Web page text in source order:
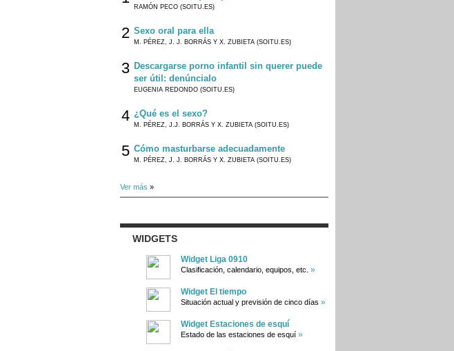
RAMÓN PECO (SOITU.ES)
2 Sexo oral para ella
M. PÉREZ, J. J. BORRÁS Y X. ZUBIETA (SOITU.ES)
3 Descargarse porno infantil sin querer puede
ser útil: denúncialo
EUGENIA REDONDO (SOITU.ES)
4 ¿Qué es el sexo?
M. PÉREZ, J.J. BORRÁS Y X. ZUBIETA (SOITU.ES)
5 Cómo masturbarse adecuadamente
M. PÉREZ, J. J. BORRÁS Y X. ZUBIETA (SOITU.ES)
Ver más »
WIDGETS
Widget Liga 0910
Clasificación, calendario, equipos, etc. »
Widget El tiempo
Situación actual y previsión de cinco días »
Widget Estaciones de esquí
Estado de las estaciones de esquí »